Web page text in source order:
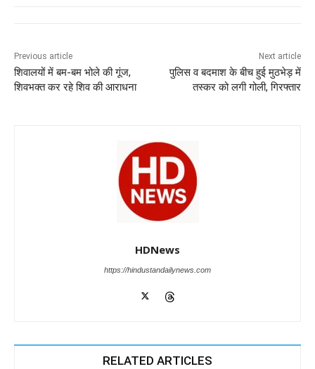
o
o
p
p
n
m
er
Previous article
शिवालयों में बम-बम भोले की गूंज,
शिवभक्त कर रहे शिव की आराधना
Next article
पुलिस व बदमाश के बीच हुई मुठभेड़ में
तस्कर को लगी गोली, गिरफ्तार
HDNews
https://hindustandailynews.com
RELATED ARTICLES